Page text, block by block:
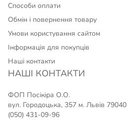
Способи оплати
Обмін і повернення товару
Умови користування сайтом
Інформація для покупців
Наші контакти
НАШІ КОНТАКТИ
ФОП Посікіра О.О.
вул. Городоцька, 357 м. Львів 79040
(050) 431-09-96